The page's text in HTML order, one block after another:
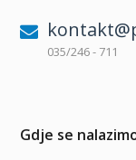
035/246 - 711
Gdje se